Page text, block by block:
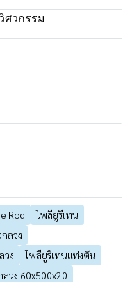
ศวกรรม
Rod
โพลียูรีเทน
ลวง
วง
โพลียูรีเทนแท่งตัน
ลวง 60x500x20